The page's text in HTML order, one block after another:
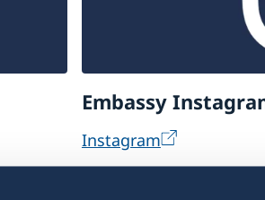
Embassy
Instagram